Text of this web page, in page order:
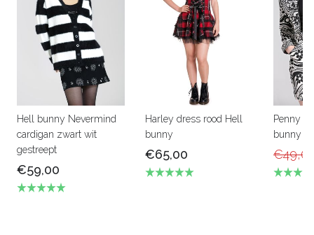
Hell bunny Nevermind
cardigan zwart wit
gestreept
€59,00
Harley dress rood Hell
bunny
€65,00
Penny
bunny